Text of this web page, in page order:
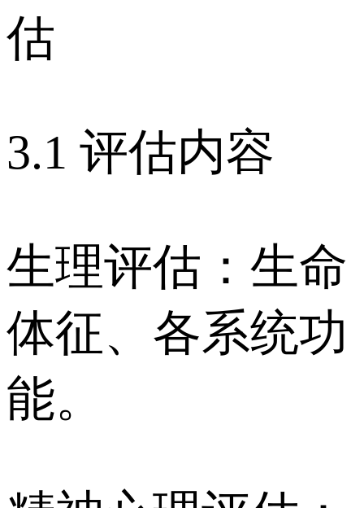
估
3.1 评估内容
生理评估：生命
体征、各系统功
能。